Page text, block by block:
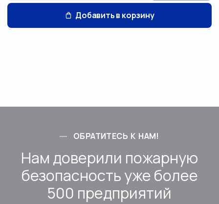
Добавить в корзину
ОБРАТИТЕСЬ К НАМ!
Нам доверили пожарную
безопасность уже более
500 предприятий